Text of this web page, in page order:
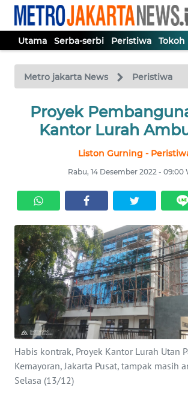
Utama Serba-serbi Peristiwa Tokoh
Metro jakarta News Peristiwa
Proyek
Kantor Lurah
Liston Gurning -
Rabu, 14 Desember 2022 - 09:00
Habis kontrak, Proyek Kantor Lurah Utan
Kemayoran, Jakarta Pusat, tampak masih
Selasa (13/12)
TV
Tutup
UTAMA
PERISTIWA
TOKOH
OPINI
Informasi
INDEKS
BERITA
KONTAK